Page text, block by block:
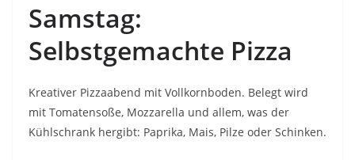
Samstag:
Selbstgemachte Pizza
Kreativer Pizzaabend mit Vollkornboden. Belegt wird
mit Tomatensoße, Mozzarella und allem, was der
Kühlschrank hergibt: Paprika, Mais, Pilze oder Schinken.